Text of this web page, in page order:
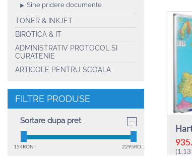
Sine pridere documente
TONER & INKJET
BIROTICA & IT
ADMINISTRATIV PROTOCOL SI
CURATENIE
ARTICOLE PENTRU SCOALA
FILTRE PRODUSE
Sortare dupa pret −
154RON 2295RON
(